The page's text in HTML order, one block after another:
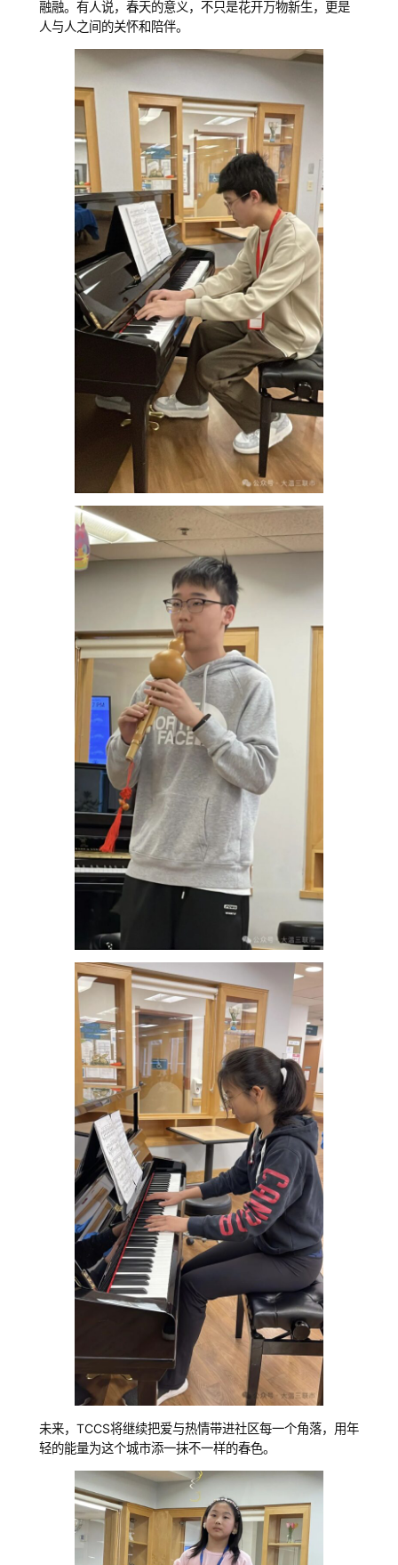
融融。有人说，春天的意义，不只是花开万物新生，更是
人与人之间的关怀和陪伴。
未来，TCCS将继续把爱与热情带进社区每一个角落，用年
轻的能量为这个城市添一抹不一样的春色。